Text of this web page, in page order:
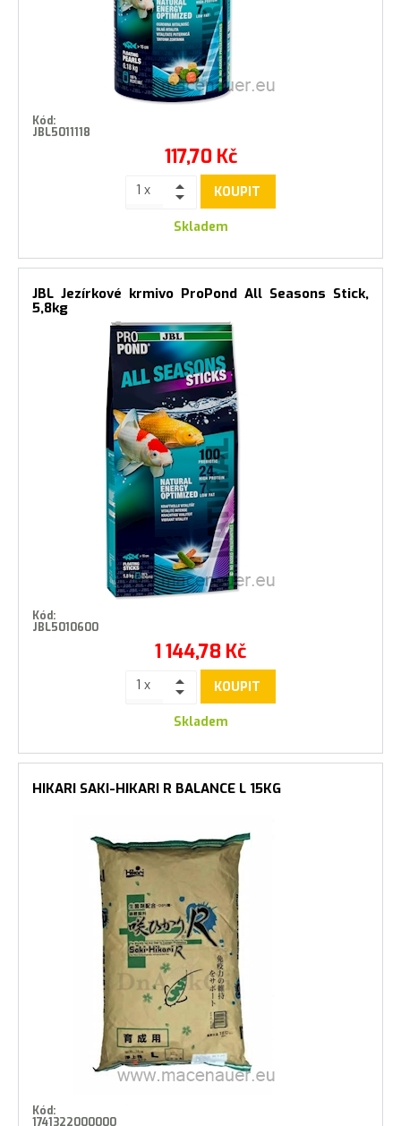
Kód:
JBL5011118
117,70 Kč
KOUPIT
Skladem
JBL Jezírkové krmivo ProPond All Seasons Stick,
5,8kg
Kód:
JBL5010600
1 144,78 Kč
KOUPIT
Skladem
HIKARI SAKI-HIKARI R BALANCE L 15KG
Kód:
1741322000000